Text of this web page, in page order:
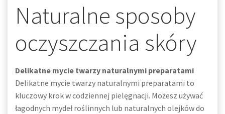
Naturalne sposoby
oczyszczania skóry
Delikatne mycie twarzy naturalnymi preparatami
Delikatne mycie twarzy naturalnymi preparatami to
kluczowy krok w codziennej pielęgnacji. Możesz używać
łagodnych mydeł roślinnych lub naturalnych olejków do